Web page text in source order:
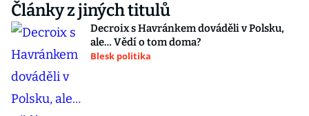
Články z jiných titulů
Decroix s Havránkem dováděli v Polsku,
ale… Vědí o tom doma?
Blesk politika